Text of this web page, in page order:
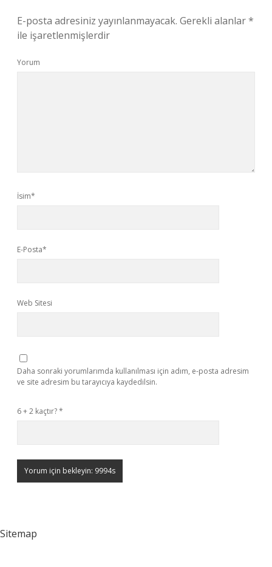
E-posta adresiniz yayınlanmayacak. Gerekli alanlar*
ile işaretlenmişlerdir
Yorum
İsim*
E-Posta*
Web Sitesi
Daha sonraki yorumlarımda kullanılması için adım, e-posta adresim
ve site adresim bu tarayıcıya kaydedilsin.
6 + 2 kaçtır?*
Sitemap